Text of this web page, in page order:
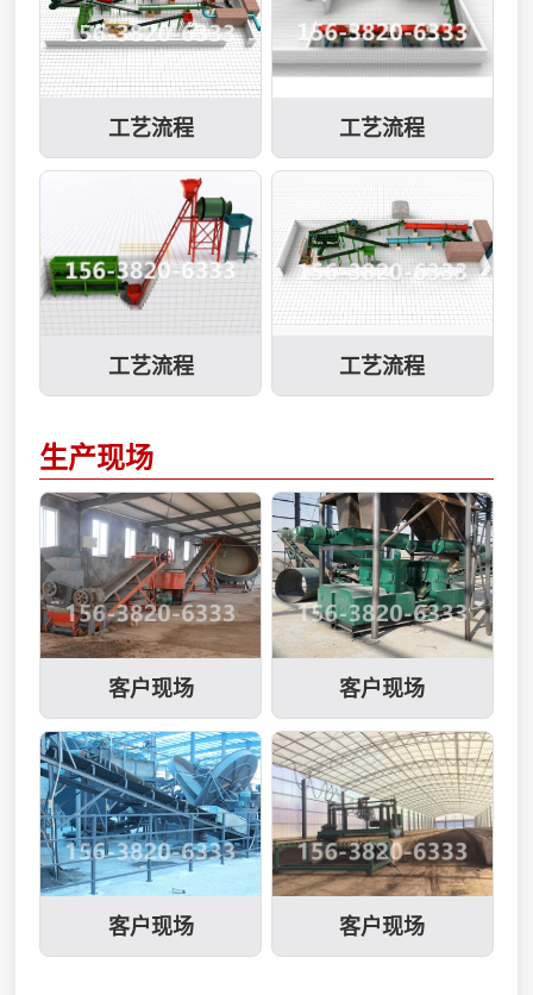
实，造粒后即可筛分，
降低干燥能...
势：1、与自然团聚造
粒...
燥、粉碎，直接配料就
可以加工出球状颗粒，
可节省大量能源。多功
能有机肥造粒机主要性
能特点：1、生产的颗
粒为球状。2、有机物
含量高，实现纯有机物
造粒。3、利用有机物
微粒在作用力下，能互
相镶嵌长大的特点，造
粒时不需要加粘结剂。
4、颗粒坚实，造...
皮带传动,起动平稳,减
缓冲击力,提高设备使用
寿命.造粒盘盘底采用多
条辐射钢板加强,坚固耐
用,不会变形.加厚、加
重、坚固的底座设计,不
需地脚螺栓固定,运转平
稳.造粒机主齿轮采用高
频淬火,使用寿命增加1
倍.造粒机盘内衬高强度
玻璃...
工艺流程 工艺流程
工艺流程 工艺流程
生产现场
客户现场 客户现场
客户现场 客户现场